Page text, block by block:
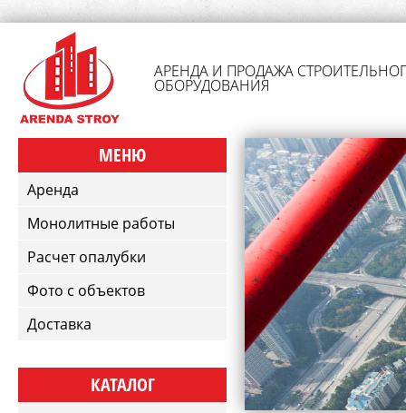
АРЕНДА И ПРОДАЖА
ОБОРУДОВАНИЯ
МЕНЮ
Аренда
Монолитные работы
Расчет опалубки
Фото с объектов
Доставка
КАТАЛОГ